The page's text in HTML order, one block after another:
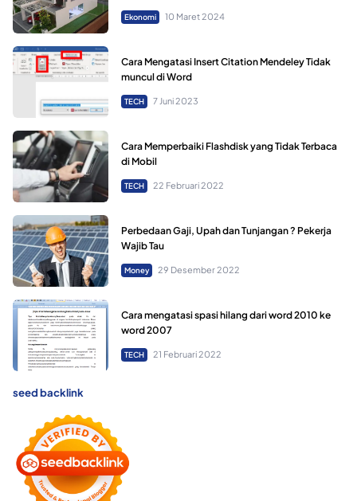
Ekonomi 10 Maret 2024
Cara Mengatasi Insert Citation Mendeley Tidak
muncul di Word
TECH 7 Juni 2023
Cara Memperbaiki Flashdisk yang Tidak Terbaca
di Mobil
TECH 22 Februari 2022
Perbedaan Gaji, Upah dan Tunjangan ? Pekerja
Wajib Tau
Money 29 Desember 2022
Cara mengatasi spasi hilang dari word 2010 ke
word 2007
TECH 21 Februari 2022
seed backlink